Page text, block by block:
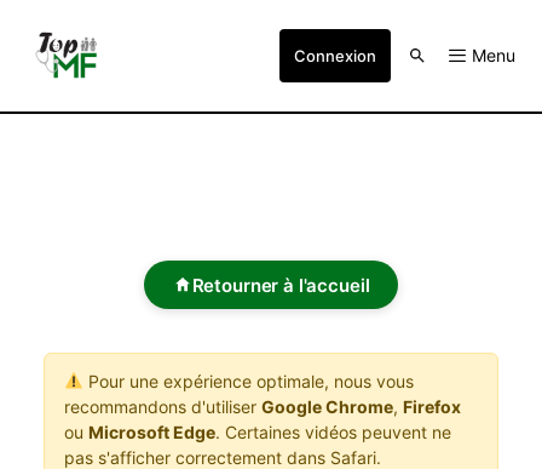
Connexion Menu
Retourner à l'accueil
Pour une expérience optimale, nous vous
recommandons d'utiliser Google Chrome, Firefox
ou Microsoft Edge. Certaines vidéos peuvent ne
pas s'afficher correctement dans Safari.